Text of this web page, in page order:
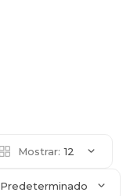
Mostrar: 12
Predeterminado